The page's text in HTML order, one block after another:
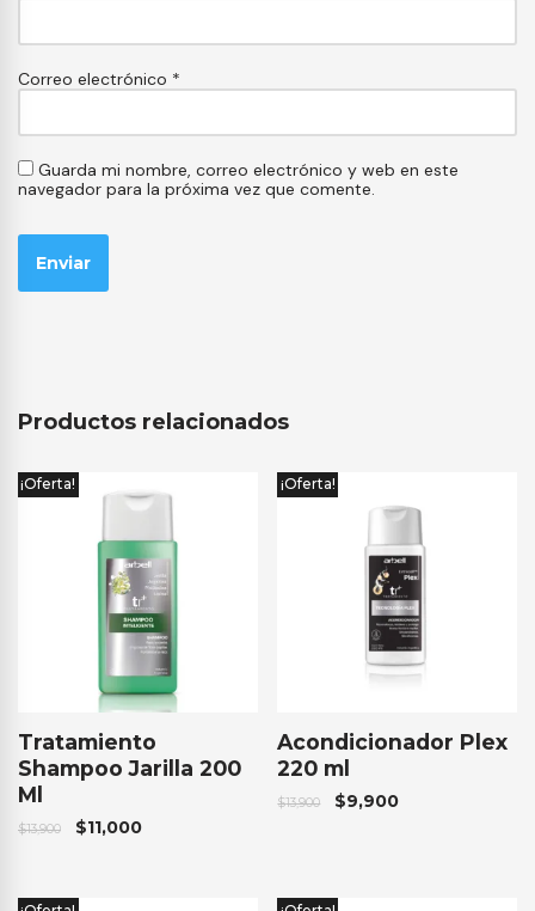
Correo electrónico *
Guarda mi nombre, correo electrónico y web en este
navegador para la próxima vez que comente.
Productos relacionados
¡Oferta!
Tratamiento
Shampoo Jarilla 200
Ml
$13,900 $11,000
¡Oferta!
Acondicionador Plex
220 ml
$13,900 $9,900